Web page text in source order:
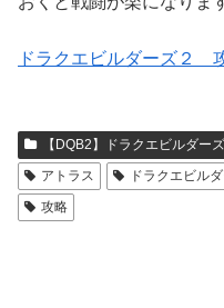
ドラクエビルダーズ２
【DQB2】ドラクエビルダ
アトラス
ドラクエビル
攻略